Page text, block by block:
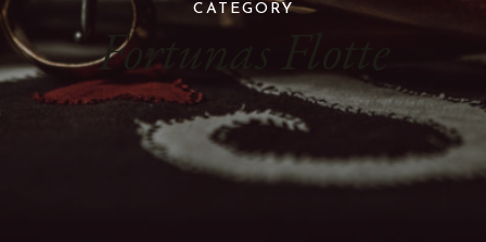
CATEGORY
Fortunas Flotte